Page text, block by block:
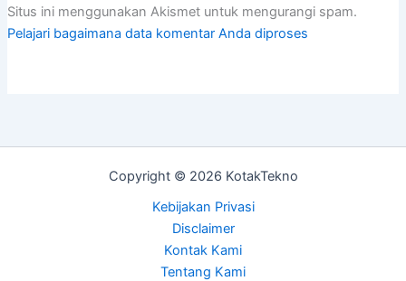
Situs ini menggunakan Akismet untuk mengurangi spam.
Pelajari bagaimana data komentar Anda diproses
Copyright © 2026 KotakTekno
Kebijakan Privasi
Disclaimer
Kontak Kami
Tentang Kami